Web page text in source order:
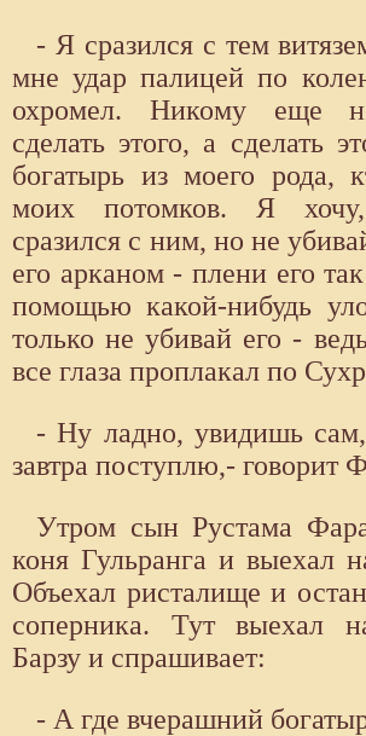
- Я сразился с тем
мне удар палицей по
охромел. Никому еще
сделать этого, а сделать
богатырь из моего рода,
моих потомков. Я
сразился с ним, но не
его арканом - плени его
помощью какой-нибудь
только не убивай его -
все глаза проплакал по
- Ну ладно, увидишь
завтра поступлю,- говорит
Утром сын Рустама
коня Гульранга и выехал
Объехал ристалище и
соперника. Тут выехал
Барзу и спрашивает:
- А где вчерашний